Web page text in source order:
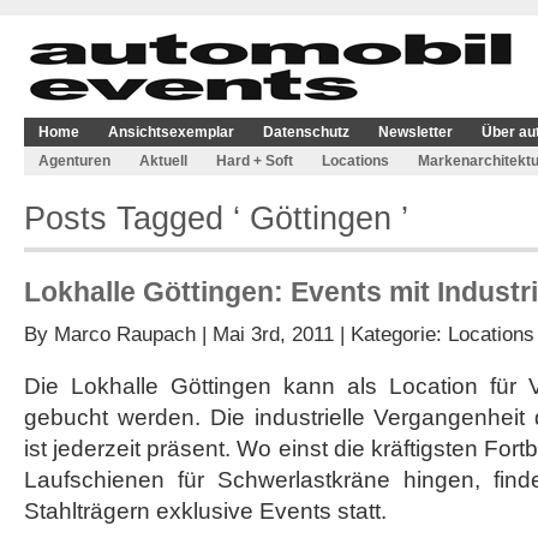
Home Ansichtsexemplar Datenschutz Newsletter
Über
Agenturen
Aktuell Hard + Soft Locations
Posts Tagged ‘ Göttingen ’
Lokhalle Göttingen: Events mit
By Marco Raupach | Mai 3rd, 2011 | Kategorie: Locations
Die Lokhalle Göttingen kann als Location für
gebucht werden. Die industrielle Vergangenheit
ist jederzeit präsent. Wo einst die kräftigsten
Laufschienen für Schwerlastkräne hingen,
Stahlträgern exklusive Events statt.